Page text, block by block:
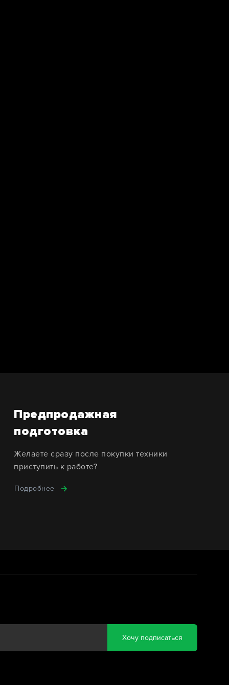
Предпродажная
подготовка
Желаете сразу после покупки техники
приступить к работе?
Подробнее
Хочу подписаться